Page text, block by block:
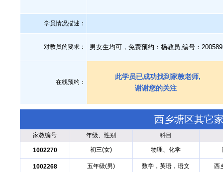
学员情况描述：
对教员的要求： 男女生均可，免费预约：杨教员,编号：
在线预约：
此学员已成功找到家教老师,
谢谢您的关注
西乡塘区其它
家教编号 年级、性别 科目
1002270 初三(女) 物理、化学
1002268 五年级(男) 数学，英语，语文 西